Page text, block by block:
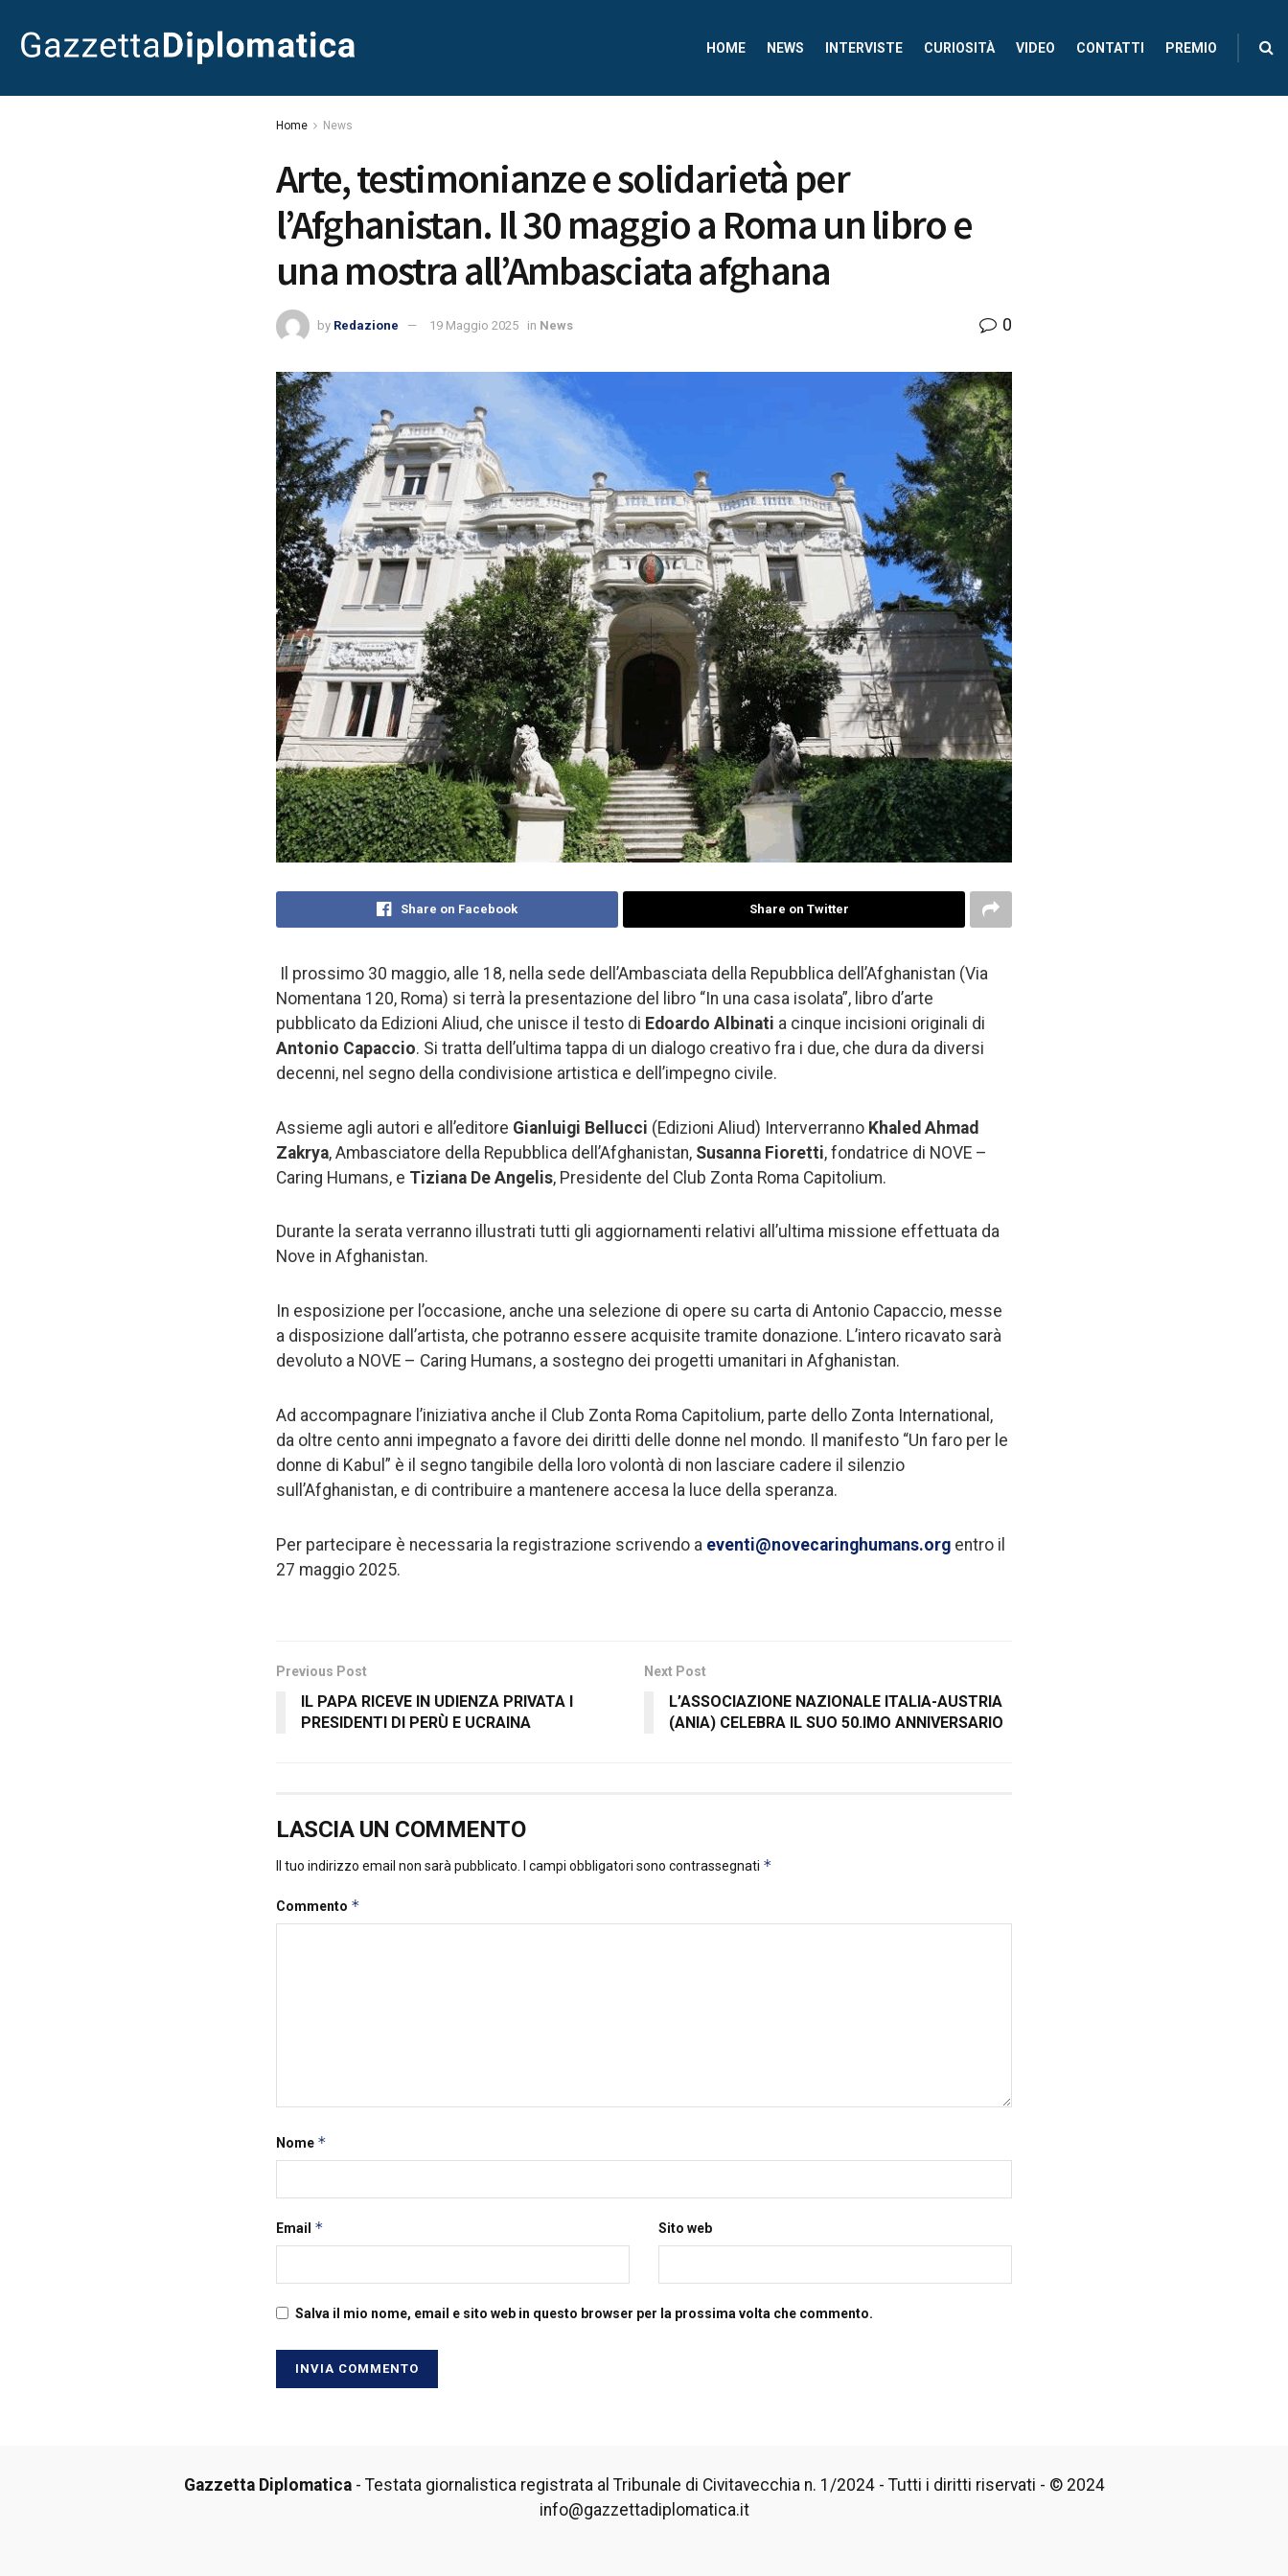
HOME NEWS INTERVISTE CURIOSITÀ VIDEO CONTATTI PREMIO
Home News
Arte, testimonianze e solidarietà per
l’Afghanistan. Il 30 maggio a Roma un libro e
una mostra all’Ambasciata afghana
by Redazione 19 Maggio 2025 in News 0
Share on Facebook Share on Twitter
Il prossimo 30 maggio, alle 18, nella sede dell’Ambasciata della Repubblica dell’Afghanistan (Via
Nomentana 120, Roma) si terrà la presentazione del libro “In una casa isolata”, libro d’arte
pubblicato da Edizioni Aliud, che unisce il testo di Edoardo Albinati a cinque incisioni originali di
Antonio Capaccio. Si tratta dell’ultima tappa di un dialogo creativo fra i due, che dura da diversi
decenni, nel segno della condivisione artistica e dell’impegno civile.
Assieme agli autori e all’editore Gianluigi Bellucci (Edizioni Aliud) Interverranno Khaled Ahmad
Zakrya, Ambasciatore della Repubblica dell’Afghanistan, Susanna Fioretti, fondatrice di NOVE –
Caring Humans, e Tiziana De Angelis, Presidente del Club Zonta Roma Capitolium.
Durante la serata verranno illustrati tutti gli aggiornamenti relativi all’ultima missione effettuata da
Nove in Afghanistan.
In esposizione per l’occasione, anche una selezione di opere su carta di Antonio Capaccio, messe
a disposizione dall’artista, che potranno essere acquisite tramite donazione. L’intero ricavato sarà
devoluto a NOVE – Caring Humans, a sostegno dei progetti umanitari in Afghanistan.
Ad accompagnare l’iniziativa anche il Club Zonta Roma Capitolium, parte dello Zonta International,
da oltre cento anni impegnato a favore dei diritti delle donne nel mondo. Il manifesto “Un faro per le
donne di Kabul” è il segno tangibile della loro volontà di non lasciare cadere il silenzio
sull’Afghanistan, e di contribuire a mantenere accesa la luce della speranza.
Per partecipare è necessaria la registrazione scrivendo a eventi@novecaringhumans.org entro il
27 maggio 2025.
Previous Post
IL PAPA RICEVE IN UDIENZA PRIVATA I
PRESIDENTI DI PERÙ E UCRAINA
Next Post
L’ASSOCIAZIONE NAZIONALE ITALIA-AUSTRIA
(ANIA) CELEBRA IL SUO 50.IMO ANNIVERSARIO
LASCIA UN COMMENTO
Il tuo indirizzo email non sarà pubblicato. I campi obbligatori sono contrassegnati *
Commento *
Nome *
Email * Sito web
Salva il mio nome, email e sito web in questo browser per la prossima volta che commento.
Gazzetta Diplomatica- Testata giornalistica registrata al Tribunale di Civitavecchia n. 1/2024 - Tutti i diritti riservati - © 2024
info@gazzettadiplomatica.it